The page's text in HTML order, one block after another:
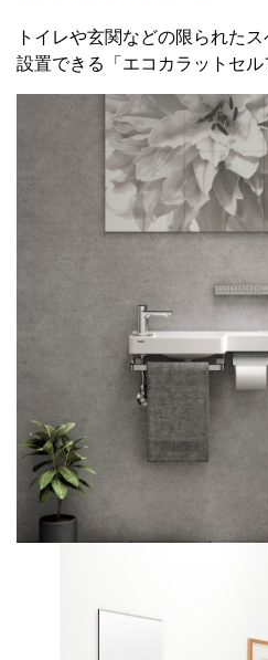
トイレや玄関などの限られた
設置できる「エコカラットセル